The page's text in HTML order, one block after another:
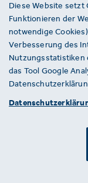
Entsorgungs-,
Kreislaufwirtschaft
Von-der-Heydt-
D 10785 Berlin
Sie haben einen
gefunden? Ihnen ist
aufgefallen? Wir
Diese Website setzt
Funktionieren der
notwendige
Verbesserung des
Nutzungsstatistiken
das Tool Google